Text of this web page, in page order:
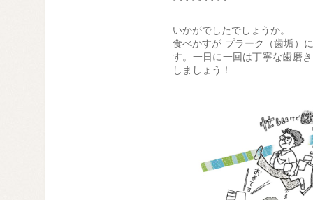
いかがでしたでしょうか。
食べかすが プラーク（歯垢）
す。一日に一回は丁寧な歯磨
しましょう！